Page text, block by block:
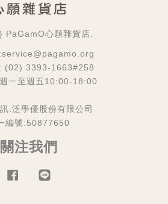
PaGamO心願雜貨店.
(02) 3393-1663#258
一至週五10:00-18:00
:泛學優股份有限公司
編號:50877650
關注我們
Facebook